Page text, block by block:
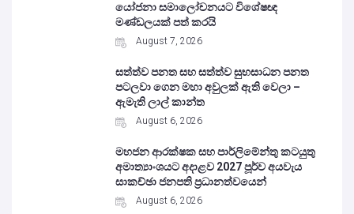
යෝජනා සමාලෝචනයට විශේෂඥ
මණ්ඩලයක් පත් කරයි
August 7, 2026
සත්ත්ව පනත සහ සත්ත්ව සුභසාධන පනත
පටලවා ගෙන මහා අවුලක් ඇති වෙලා –
ඇමැති ලාල් කාන්ත
August 6, 2026
මහජන ආරක්ෂක සහ පාර්ලිමේන්තු කටයුතු
අමාත්‍යාංශයට අදාළව 2027 පූර්ව අයවැය
සාකච්ඡා ජනපති ප්‍රධානත්වයෙන්
August 6, 2026